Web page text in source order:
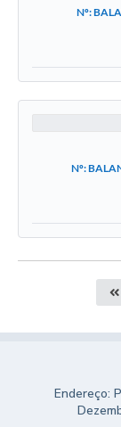
Nº:
Nº:
Endereço: